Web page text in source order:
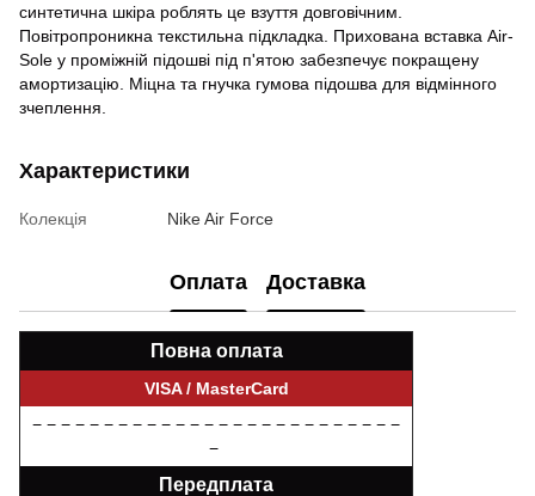
синтетична шкіра роблять це взуття довговічним.
Повітропроникна текстильна підкладка. Прихована вставка Air-
Sole у проміжній підошві під п'ятою забезпечує покращену
амортизацію. Міцна та гнучка гумова підошва для відмінного
зчеплення.
Характеристики
Колекція Nike Air Force
Оплата Доставка
Повна оплата
VISA / MasterCard
− − − − − − − − − − − − − − − − − − − − − − − − − −
−
Передплата